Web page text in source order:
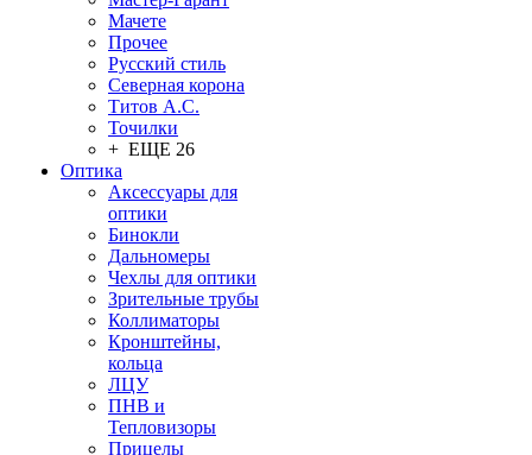
Мачете
Прочее
Русский стиль
Северная корона
Титов А.С.
Точилки
+ ЕЩЕ 26
Оптика
Аксессуары для
оптики
Бинокли
Дальномеры
Чехлы для оптики
Зрительные трубы
Коллиматоры
Кронштейны,
кольца
ЛЦУ
ПНВ и
Тепловизоры
Прицелы